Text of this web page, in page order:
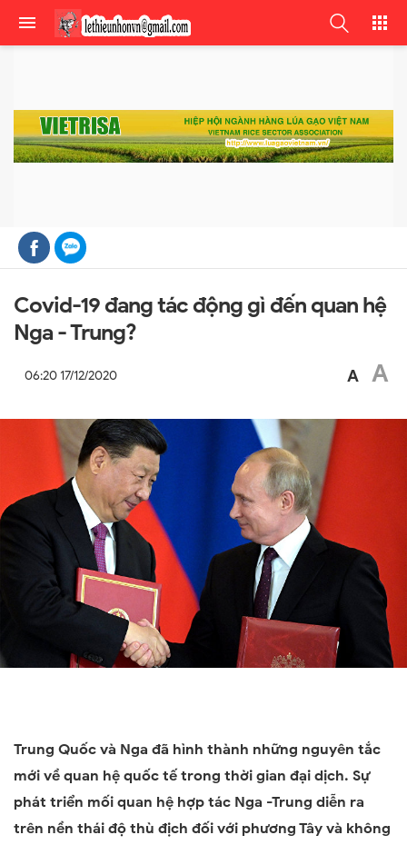
Covid-19 đang tác động gì đến quan hệ
Nga - Trung?
06:20 17/12/2020 A A
Trung Quốc và Nga đã hình thành những nguyên tắc
mới về quan hệ quốc tế trong thời gian đại dịch. Sự
phát triển mối quan hệ hợp tác Nga -Trung diễn ra
trên nền thái độ thù địch đối với phương Tây và không